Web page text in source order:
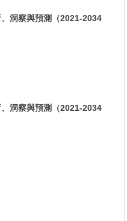
洞察與預測（2021-2034
洞察與預測（2021-2034